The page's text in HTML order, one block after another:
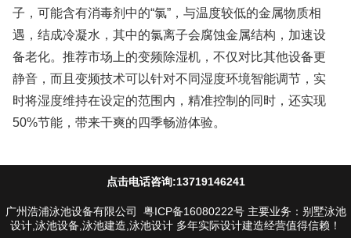
子，可能含有消毒剂中的“氯”，与温度较低的金属物质相
遇，结成冷凝水，其中的氯离子会腐蚀金属结构，加速设
备老化。推荐市场上的变频除湿机，不仅对比其他设备更
静音，而且变频技术可以针对不同湿度环境智能调节，实
时将湿度维持在设定的范围内，精准控制的同时，还实现
50%节能，带来干爽的四季畅游体验。
点击电话咨询:13719146241
广州浩浦泳池设备有限公司 粤ICP备16080222号主要业务：别墅泳池
设计,泳池设备,泳池建造,泳池设计 多年实际设计建造经营值得信赖！